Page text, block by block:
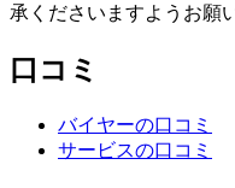
承くださいますようお願
口コミ
バイヤーの口コミ
サービスの口コミ